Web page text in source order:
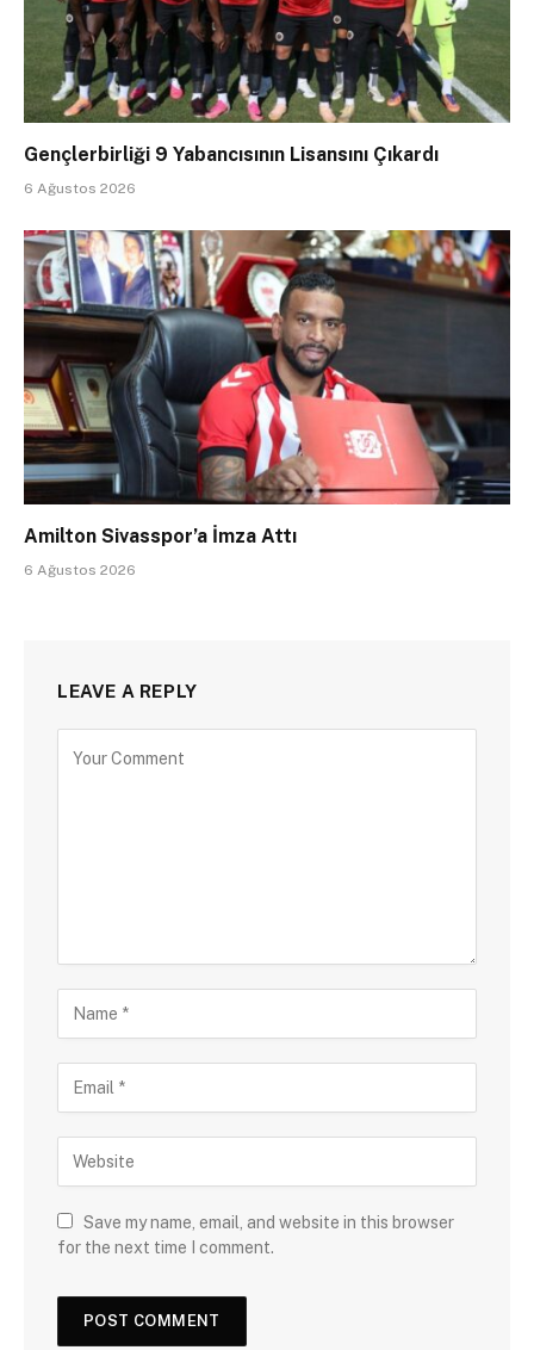
Gençlerbirliği 9 Yabancısının Lisansını Çıkardı
6 Ağustos 2026
Amilton Sivasspor’a İmza Attı
6 Ağustos 2026
LEAVE A REPLY
Save my name, email, and website in this browser
for the next time I comment.